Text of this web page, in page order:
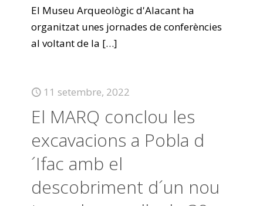
El Museu Arqueològic d'Alacant ha
organitzat unes jornades de conferències
al voltant de la […]
11 setembre, 2022
El MARQ conclou les
excavacions a Pobla d
´Ifac amb el
descobriment d´un nou